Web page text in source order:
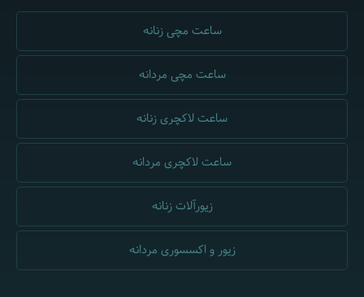
ساعت مچی زنانه
ساعت مچی مردانه
ساعت لاکچری زنانه
ساعت لاکچری مردانه
زیورآلات زنانه
زیور و اکسسوری مردانه